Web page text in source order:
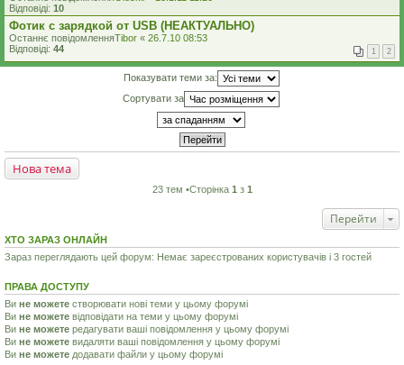
Відповіді: 10
Фотик с зарядкой от USB (НЕАКТУАЛЬНО)
Останнє повідомленняTibor « 26.7.10 08:53
Відповіді: 44 1 2
Показувати теми за:
Сортувати за
Нова тема
23 тем •Сторінка 1 з 1
Перейти
ХТО ЗАРАЗ ОНЛАЙН
Зараз переглядають цей форум: Немає зареєстрованих користувачів і 3 гостей
ПРАВА ДОСТУПУ
Ви не можете створювати нові теми у цьому форумі
Ви не можете відповідати на теми у цьому форумі
Ви не можете редагувати ваші повідомлення у цьому форумі
Ви не можете видаляти ваші повідомлення у цьому форумі
Ви не можете додавати файли у цьому форумі